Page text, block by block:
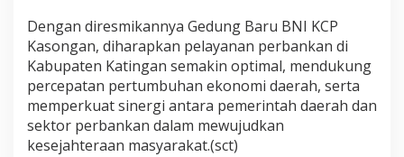
Dengan diresmikannya Gedung Baru BNI KCP
Kasongan, diharapkan pelayanan perbankan di
Kabupaten Katingan semakin optimal, mendukung
percepatan pertumbuhan ekonomi daerah, serta
memperkuat sinergi antara pemerintah daerah dan
sektor perbankan dalam mewujudkan
kesejahteraan masyarakat.(sct)